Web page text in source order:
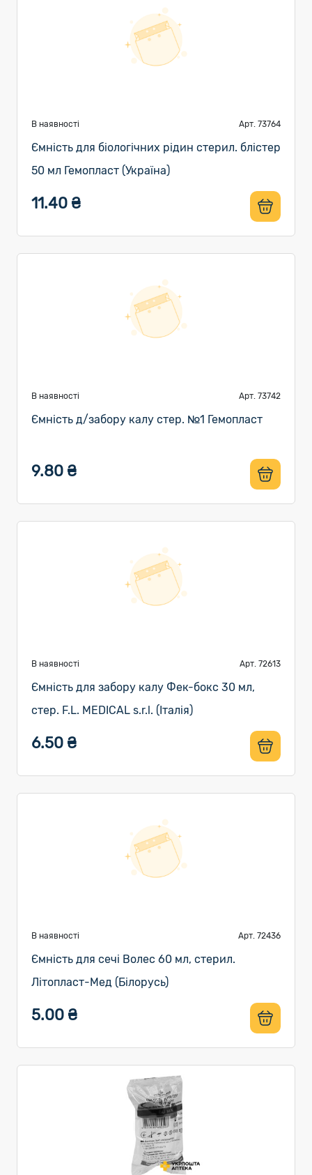
В наявності Арт. 73764
Ємність для біологічних рідин стерил. блістер
50 мл Гемопласт (Україна)
11.40 ₴
В наявності Арт. 73742
Ємність д/забору калу стер. №1 Гемопласт
9.80 ₴
В наявності Арт. 72613
Ємність для забору калу Фек-бокс 30 мл,
стер. F.L. MEDICAL s.r.l. (Італія)
6.50 ₴
В наявності Арт. 72436
Ємність для сечі Волес 60 мл, стерил.
Літопласт-Мед (Білорусь)
5.00 ₴